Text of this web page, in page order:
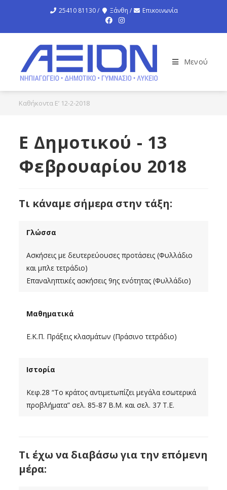
25410 81130 / Ξάνθη / Επικοινωνία
Μενού
Καθήκοντα Ε’ 12-2-2018
Ε Δημοτικού - 13
Φεβρουαρίου 2018
Τι κάναμε σήμερα στην τάξη:
Γλώσσα
Ασκήσεις με δευτερεύουσες προτάσεις (Φυλλάδιο
και μπλε τετράδιο)
Επαναληπτικές ασκήσεις 9ης ενότητας (Φυλλάδιο)
Μαθηματικά
Ε.Κ.Π. Πράξεις κλασμάτων (Πράσινο τετράδιο)
Ιστορία
Κεφ.28 “Το κράτος αντιμετωπίζει μεγάλα εσωτερικά
προβλήματα” σελ. 85-87 Β.Μ. και σελ. 37 Τ.Ε.
Τι έχω να διαβάσω για την επόμενη
μέρα: